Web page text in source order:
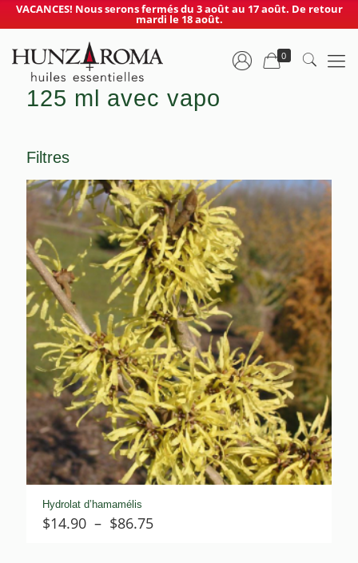
VACANCES! Nous serons fermés du 3 août au 17 août. De retour
mardi le 18 août.
0
125 ml avec vapo
Filtres
Hydrolat d’hamamélis
$14.90 – $86.75Plage